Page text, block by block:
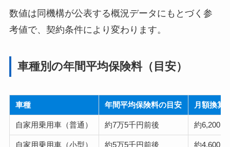
数値は同機構が公表する概況データにもとづく参
考値で、契約条件により変わります。
車種別の年間平均保険料（目安）
車種 年間平均保険料の目安 月額換算
自家用乗用車（普通） 約7万5千円前後 約6,200円
自家用乗用車（小型） 約5万5千円前後 約4,600円